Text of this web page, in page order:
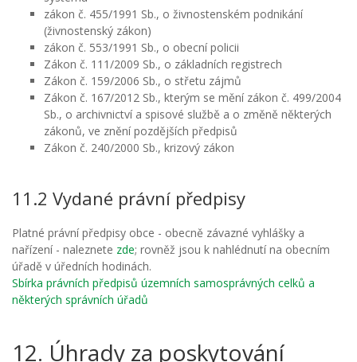
zákon č. 455/1991 Sb., o živnostenském podnikání
(živnostenský zákon)
zákon č. 553/1991 Sb., o obecní policii
Zákon č. 111/2009 Sb., o základních registrech
Zákon č. 159/2006 Sb., o střetu zájmů
Zákon č. 167/2012 Sb., kterým se mění zákon č. 499/2004
Sb., o archivnictví a spisové službě a o změně některých
zákonů, ve znění pozdějších předpisů
Zákon č. 240/2000 Sb., krizový zákon
11.2 Vydané právní předpisy
Platné právní předpisy obce - obecně závazné vyhlášky a
nařízení - naleznete zde; rovněž jsou k nahlédnutí na obecním
úřadě v úředních hodinách.
Sbírka právních předpisů územních samosprávných celků a
některých správních úřadů
12. Úhrady za poskytování